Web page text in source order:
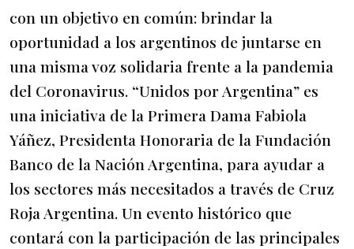
con un objetivo en común: brindar la
oportunidad a los argentinos de juntarse en
una misma voz solidaria frente a la pandemia
del Coronavirus. “Unidos por Argentina” es
una iniciativa de la Primera Dama Fabiola
Yáñez, Presidenta Honoraria de la Fundación
Banco de la Nación Argentina, para ayudar a
los sectores más necesitados a través de Cruz
Roja Argentina. Un evento histórico que
contará con la participación de las principales